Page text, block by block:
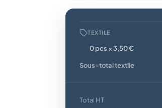
TEXTILE
0 pcs × 3,50 €
Sous-total textile
Total HT